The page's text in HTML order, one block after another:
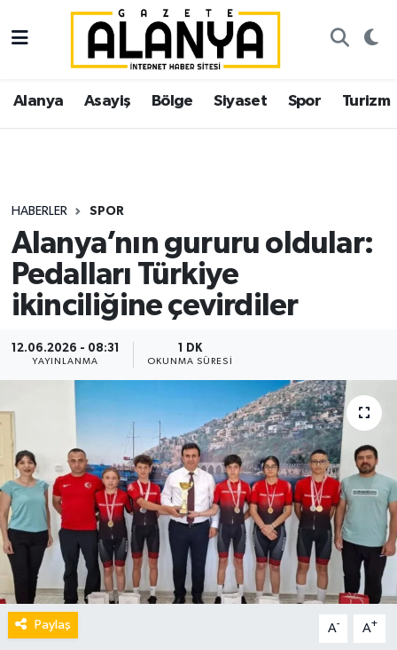
Alanya Asayiş Bölge Siyaset Spor Turizm
HABERLER SPOR
Alanya’nın gururu oldular:
Pedalları Türkiye
ikinciliğine çevirdiler
12.06.2026 - 08:31
YAYINLANMA
1 DK
OKUNMA SÜRESI
Paylaş A- A+
Alanya
Asayiş
Siyaset
Spor
Turizm
Gazipaşa
İstanbul Nöbetçi Eczaneler
İstanbul Hava Durumu
Süper Lig Puan Durumu ve Fikstür
Tüm Manşetler
Son Dakika Haberleri
Haber Arşivi